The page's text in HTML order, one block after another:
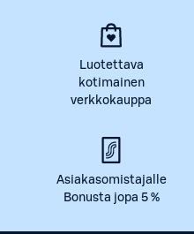
Luotettava
kotimainen
verkkokauppa
Asiakasomistajalle
Bonusta jopa 5 %